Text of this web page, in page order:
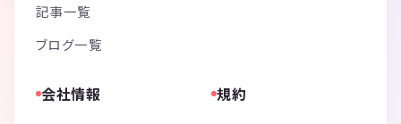
記事一覧
ブログ一覧
会社情報 規約